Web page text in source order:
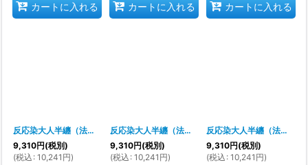
カートに入れる カートに入れる カートに入れる
反応染大人半纏（法被） s9324]
9,310円(税別)
(税込 : 10,241 円)
反応染大人半纏（法被） s9272]
9,310円(税別)
(税込 : 10,241 円)
反応染大人半纏（法被）
9,310円(税別)
(税込 : 10,241 円)